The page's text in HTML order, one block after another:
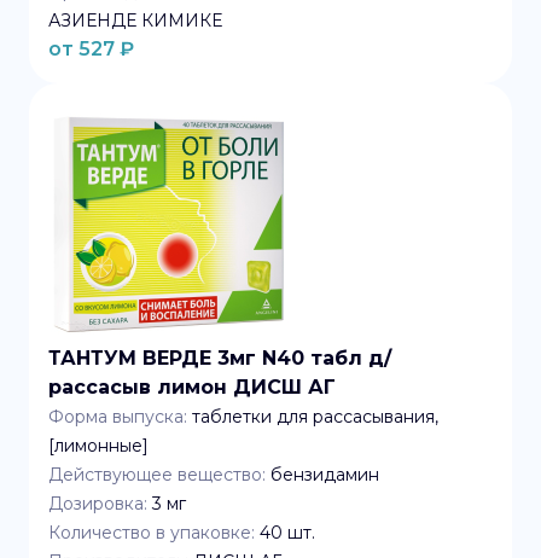
АЗИЕНДЕ КИМИКЕ
от 527 ₽
ТАНТУМ ВЕРДЕ 3мг N40 табл д/
рассасыв лимон ДИСШ АГ
Форма выпуска: таблетки для рассасывания,
[лимонные]
Действующее вещество: бензидамин
Дозировка: 3 мг
Количество в упаковке: 40 шт.